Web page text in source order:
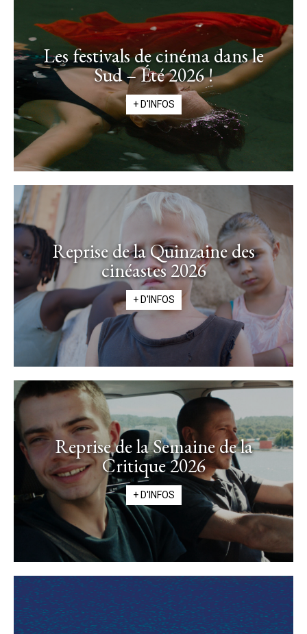
Les festivals de cinéma dans le
Sud – Été 2026 !
+ D'INFOS
Reprise de la Quinzaine des
cinéastes 2026
+ D'INFOS
Reprise de la Semaine de la
Critique 2026
+ D'INFOS